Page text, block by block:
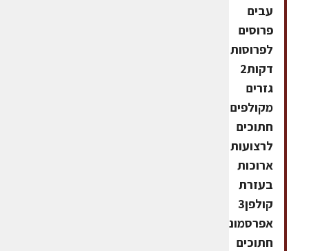
עבים
פרוסים
לפרוסות
דקות2
גזרים
מקולפים
חתוכים
לרצועות
ארוכות
בעזרת
קולפן3
אפרסמונים
חתוכים